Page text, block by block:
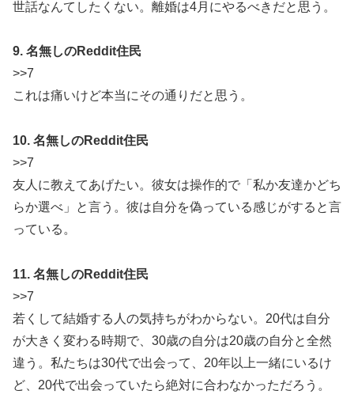
世話なんてしたくない。離婚は4月にやるべきだと思う。
9. 名無しのReddit住民
>>7
これは痛いけど本当にその通りだと思う。
10. 名無しのReddit住民
>>7
友人に教えてあげたい。彼女は操作的で「私か友達かどち
らか選べ」と言う。彼は自分を偽っている感じがすると言
っている。
11. 名無しのReddit住民
>>7
若くして結婚する人の気持ちがわからない。20代は自分
が大きく変わる時期で、30歳の自分は20歳の自分と全然
違う。私たちは30代で出会って、20年以上一緒にいるけ
ど、20代で出会っていたら絶対に合わなかっただろう。